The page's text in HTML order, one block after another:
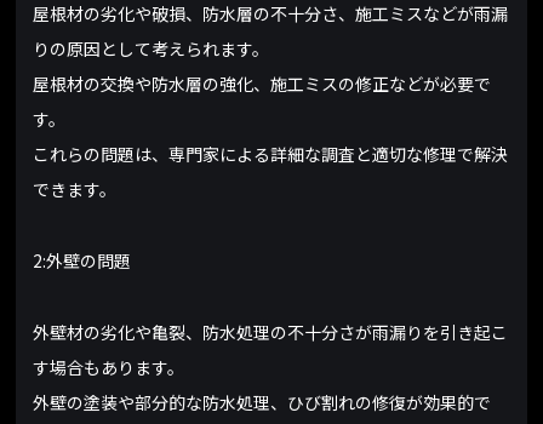
屋根材の劣化や破損、防水層の不十分さ、施工ミスなどが雨漏
りの原因として考えられます。
屋根材の交換や防水層の強化、施工ミスの修正などが必要で
す。
これらの問題は、専門家による詳細な調査と適切な修理で解決
できます。
2:外壁の問題
外壁材の劣化や亀裂、防水処理の不十分さが雨漏りを引き起こ
す場合もあります。
外壁の塗装や部分的な防水処理、ひび割れの修復が効果的で